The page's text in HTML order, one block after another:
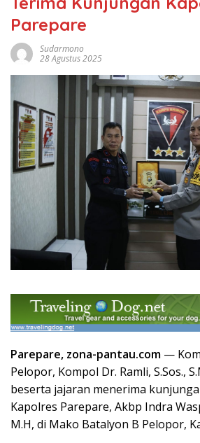
Parepare
Sudarmono
28 Agustus 2025
Parepare, zona-pantau.com —
Pelopor, Kompol Dr. Ramli, S.Sos.,
beserta jajaran menerima
Kapolres Parepare, Akbp Indra
M.H, di Mako Batalyon B Pelopor,